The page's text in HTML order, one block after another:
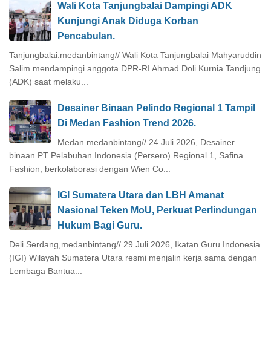
Wali Kota Tanjungbalai Dampingi ADK
Kunjungi Anak Diduga Korban
Pencabulan.
Tanjungbalai.medanbintang// Wali Kota Tanjungbalai Mahyaruddin
Salim mendampingi anggota DPR-RI Ahmad Doli Kurnia Tandjung
(ADK) saat melaku...
Desainer Binaan Pelindo Regional 1 Tampil
Di Medan Fashion Trend 2026.
Medan.medanbintang// 24 Juli 2026, Desainer
binaan PT Pelabuhan Indonesia (Persero) Regional 1, Safina
Fashion, berkolaborasi dengan Wien Co...
IGI Sumatera Utara dan LBH Amanat
Nasional Teken MoU, Perkuat Perlindungan
Hukum Bagi Guru.
Deli Serdang,medanbintang// 29 Juli 2026, Ikatan Guru Indonesia
(IGI) Wilayah Sumatera Utara resmi menjalin kerja sama dengan
Lembaga Bantua...